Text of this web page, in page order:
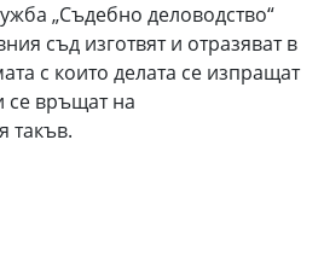
„Съдебно деловодство“
съд изготвят и отразяват в
с които делата се изпращат
се връщат на
такъв.